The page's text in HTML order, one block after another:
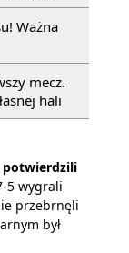
Ważna
mecz.
hali
potwierdzili
5 wygrali
przebrnęli
był